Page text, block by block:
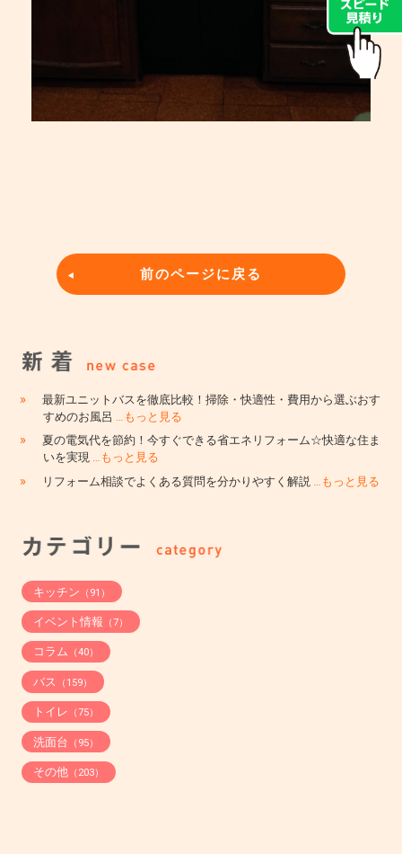
前のページに戻る
»
最新ユニットバスを徹底比較！掃除・快適性・費用から選ぶおす
すめのお風呂
…もっと見る
»
夏の電気代を節約！今すぐできる省エネリフォーム☆快適な住ま
いを実現 …もっと見る
» リフォーム相談でよくある質問を分かりやすく解説 …もっと見る
キッチン （91）
イベント情報 （7）
コラム （40）
バス （159）
トイレ （75）
洗面台 （95）
その他（203）